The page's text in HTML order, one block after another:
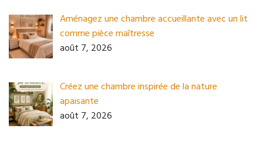
Aménagez une chambre accueillante avec un lit
comme pièce maîtresse
août 7, 2026
Créez une chambre inspirée de la nature
apaisante
août 7, 2026